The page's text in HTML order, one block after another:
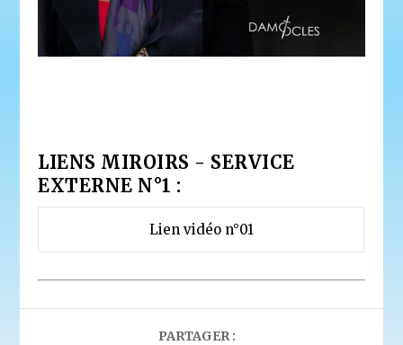
LIENS MIROIRS - SERVICE
EXTERNE N°1 :
Lien vidéo n°01
PARTAGER :